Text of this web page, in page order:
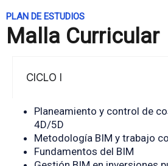
PLAN DE ESTUDIOS
Malla Curricular
CICLO I
Planeamiento y control de
4D/5D
Metodología BIM y trabajo
Fundamentos del BIM